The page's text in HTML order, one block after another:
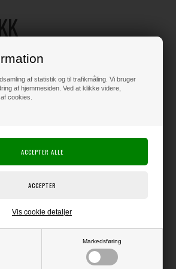
af statistik og til trafikmåling. Vi bruger
af hjemmesiden. Ved at klikke videre,
cookies.
Markedsføring
Vis cookie detaljer
measures approximately 3.50 x 4.85 in./8.90 x
finished Joker Banner measures 2.98 x 0.55